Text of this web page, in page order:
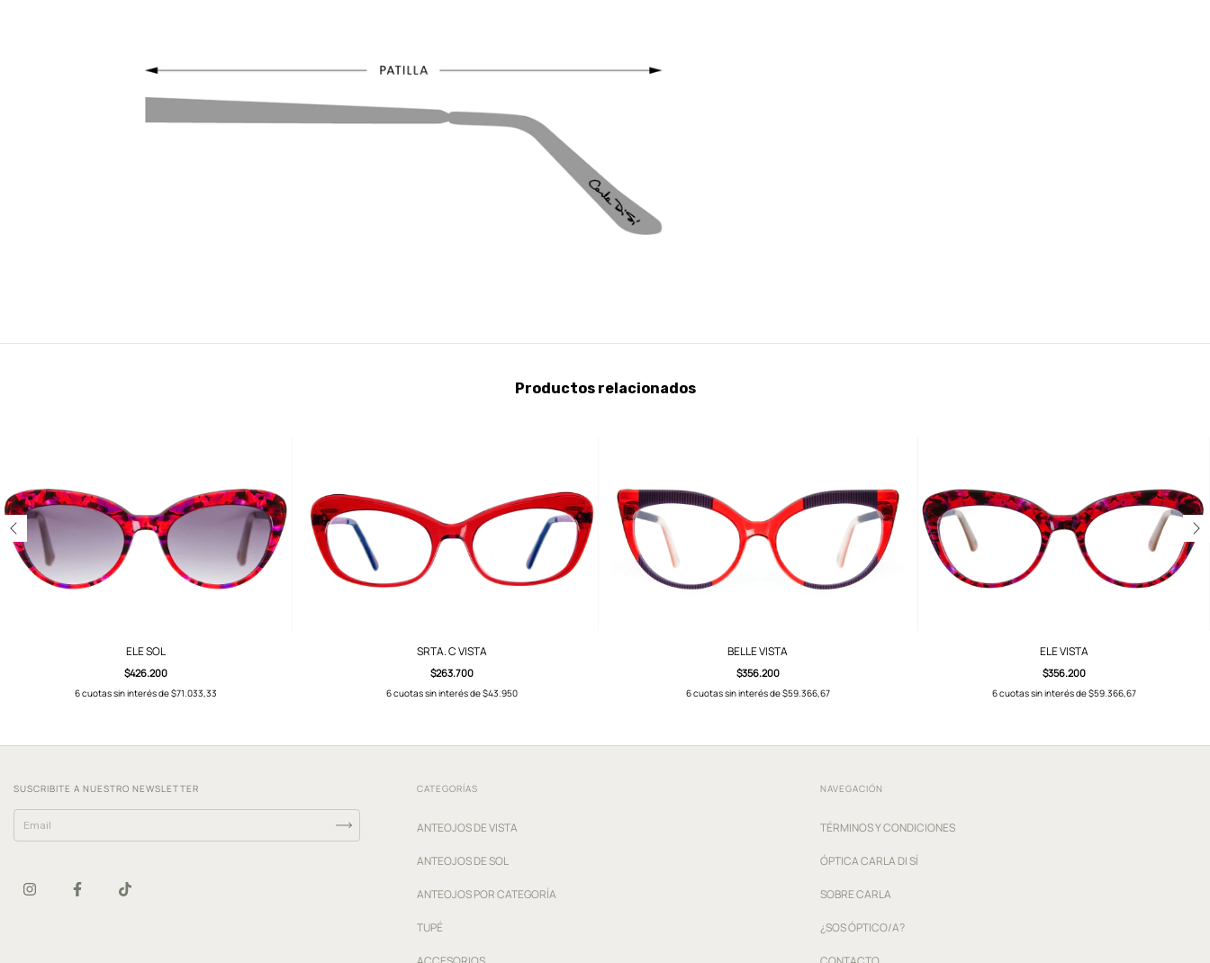
Productos relacionados
ELE SOL
$426.200
6cuotas sin interés de$71.033,33
SRTA. C VISTA
$263.700
6cuotas sin interés de$43.950
BELLE VISTA
$356.200
6cuotas sin interés de$59.366,67
ELE VISTA
$356.200
6cuotas sin interés de$59.366,67
SUSCRIBITE A NUESTRO NEWSLETTER CATEGORÍAS
ANTEOJOS DE VISTA
ANTEOJOS DE SOL
ANTEOJOS POR CATEGORÍA
TUPÉ
NAVEGACIÓN
TÉRMINOS Y CONDICIONES
ÓPTICA CARLA DI SÍ
SOBRE CARLA
¿SOS ÓPTICO/A?